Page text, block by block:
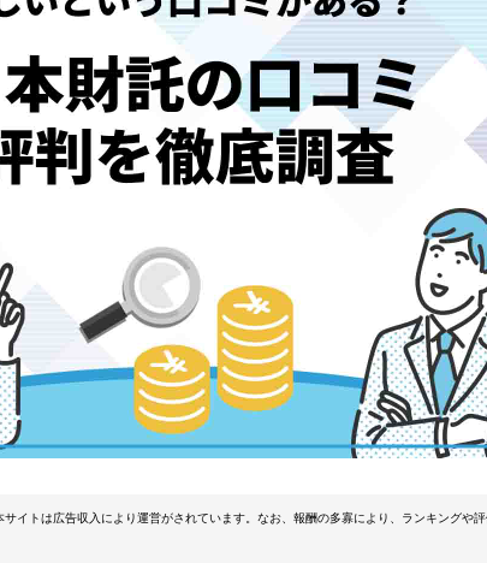
イトは広告収入により運営がされています。なお、報酬の多寡により、ランキングや評